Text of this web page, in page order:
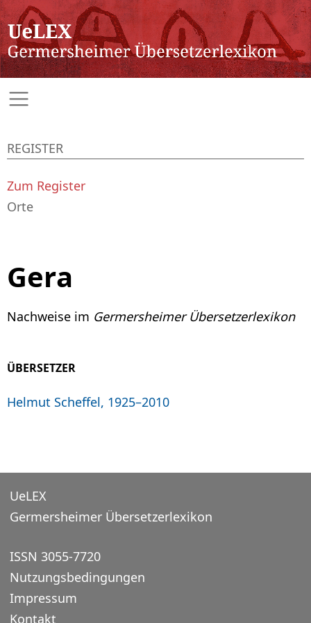
Gera
Nachweise im Germersheimer Übersetzerlexikon
ÜBERSETZER
Helmut Scheffel, 1925–2010
REGISTER
Zum Register
Orte
UeLEX
Germersheimer Übersetzerlexikon
ISSN 3055-7720
Nutzungsbedingungen
Impressum
Kontakt